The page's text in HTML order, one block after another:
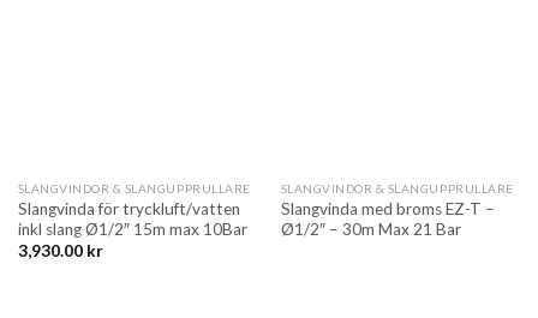
SLANGVINDOR & SLANGUPPRULLARE
Slangvinda för tryckluft/vatten
inkl slang Ø1/2″ 15m max 10Bar
3,930.00 kr
SLANGVINDOR & SLANGUPPRULLARE
Slangvinda med broms EZ-T –
Ø1/2″ – 30m Max 21 Bar